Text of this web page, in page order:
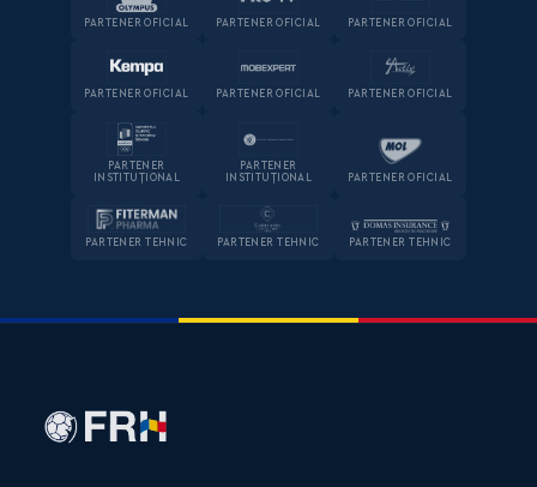
PARTENER OFICIAL PARTENER OFICIAL PARTENER OFICIAL
PARTENER OFICIAL PARTENER OFICIAL PARTENER OFICIAL
PARTENER
INSTITUȚIONAL
PARTENER
INSTITUȚIONAL
PARTENER OFICIAL
PARTENER TEHNIC PARTENER TEHNIC PARTENER TEHNIC